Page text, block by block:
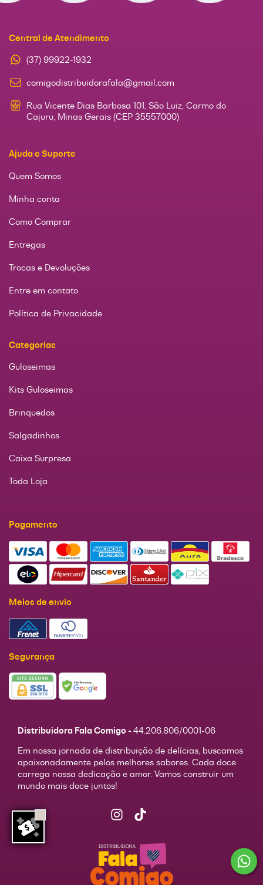
Central de Atendimento
(37) 99922-1932
comigodistribuidorafala@gmail.com
Rua Vicente Dias Barbosa 101, São Luiz, Carmo do
Cajuru, Minas Gerais (CEP 35557000)
Ajuda e Suporte
Quem Somos
Minha conta
Como Comprar
Entregas
Trocas e Devoluções
Entre em contato
Política de Privacidade
Categorias
Guloseimas
Kits Guloseimas
Brinquedos
Salgadinhos
Caixa Surpresa
Toda Loja
Pagamento
Meios de envio
Segurança
Distribuidora Fala Comigo - 44.206.806/0001-06
Em nossa jornada de distribuição de delícias, buscamos
apaixonadamente pelos melhores sabores. Cada doce
carrega nossa dedicação e amor. Vamos construir um
mundo mais doce juntos!